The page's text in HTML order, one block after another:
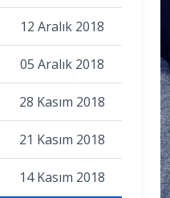
12 Aralık 2018
05 Aralık 2018
28 Kasım 2018
21 Kasım 2018
14 Kasım 2018